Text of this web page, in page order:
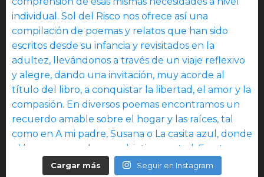
Cargar más Seguir en Instagram